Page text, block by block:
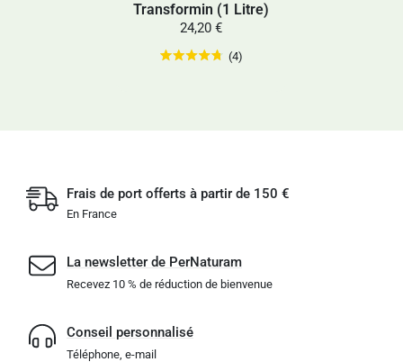
Transformin (1 Litre)
24,20 €
(4)
Frais de port offerts à partir de 150 €
En France
La newsletter de PerNaturam
Recevez 10 % de réduction de bienvenue
Conseil personnalisé
Téléphone, e-mail